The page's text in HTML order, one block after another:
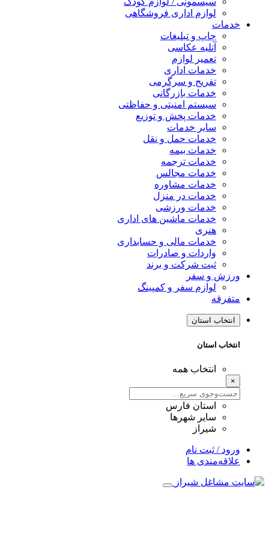
لوازم اداری فروشگاهی
خدمات
چاپ و تبلیغات
آتلیه عکاسی
تعمیر لوازم
خدمات اداری
تفریح و سرگرمی
خدمات بازرگانی
سیستم امنیتی و حفاظتی
خدمات پخش و توزیع
سایر خدمات
خدمات حمل و نقل
خدمات بیمه
خدمات ترجمه
خدمات مجالس
خدمات مشاوره
خدمات در منزل
خدمات ورزشی
خدمات ماشین های اداری
هنری
خدمات مالی و حسابداری
واردات و صادرات
ثبت شرکت و برند
ورزش و سفر
لوازم سفر و کمپینگ
متفرقه
انتخاب استان
انتخاب استان
انتخاب همه
×
استان فارس
سایر شهرها
شیراز
ورود / ثبت نام
علاقه‌مندی ها